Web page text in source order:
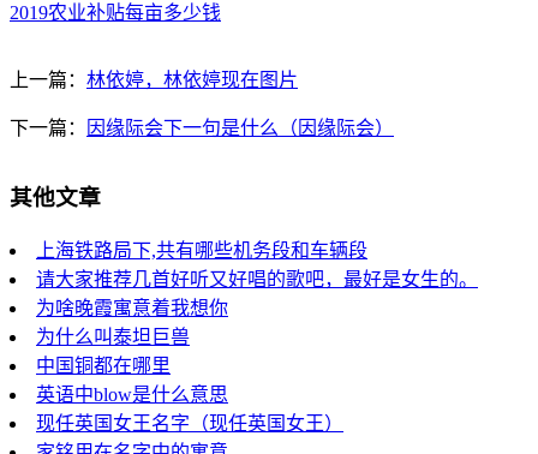
2019农业补贴每亩多少钱
上一篇： 林依婷，林依婷现在图片
下一篇： 因缘际会下一句是什么（因缘际会）
其他文章
上海铁路局下,共有哪些机务段和车辆段
请大家推荐几首好听又好唱的歌吧，最好是女生的。
为啥晚霞寓意着我想你
为什么叫泰坦巨兽
中国铜都在哪里
英语中blow是什么意思
现任英国女王名字（现任英国女王）